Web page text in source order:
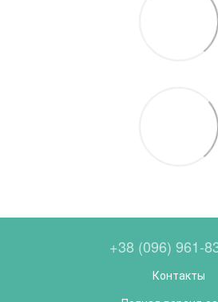
+38 (096) 961-
Контакты